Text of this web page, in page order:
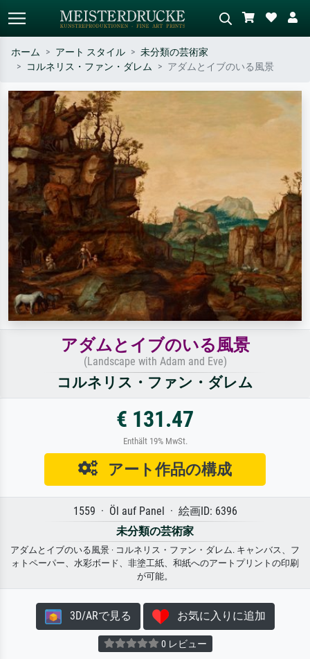
作家名・作品名・スタイルで検索
– 例：モネ、星月夜、印象派、北
斎の波、ヌード。
シーンを説明してください – 例：
緑の草原、赤の多い抽象画、暗い
ホーム アート スタイル
未分類の芸術家
コルネリス・ファン・ダレム
アダムとイブのいる風景
アダムとイブのいる風景
(Landscape with Adam and Eve)
コルネリス・ファン・ダレム
€ 131.47
Enthält 19% MwSt.
アート作品の構成
1559 · Öl auf Panel · 絵画ID: 6396
未分類の芸術家
アダムとイブのいる風景 · コルネリス・ファン・ダレム. キャンバス、フ
ォトペーパー、水彩ボード、非塗工紙、和紙へのアートプリントの印刷
が可能。
3D/ARで見る お気に入りに追加
0 レビュー